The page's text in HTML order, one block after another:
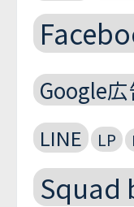
Google広
LINE LP
Squad